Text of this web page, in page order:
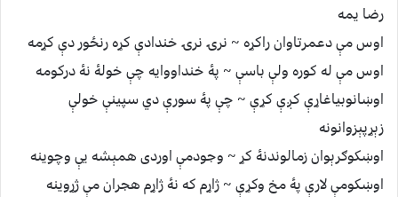
رضا يمه
اوس مې دعمرتاوان راکړه ~ نرۍ نرۍ خندادې کړه رنځور دې کړمه
اوس مې له کوره ولې باسې ~ پۀ خنداووايه چې خولۀ نۀ درکومه
اوښانوبياغاړې کږې کړې ~ چې پۀ سورې دي سپينې خولې
زېړپېزوانونه
اوښکوګرېوان زمالوندنۀ کړ ~ وجودمې اوردی همېشه يې وچوينه
اوښکومې لارې پۀ مخ وکړې ~ ژاړم که نۀ ژاړم هجران مې ژړوينه